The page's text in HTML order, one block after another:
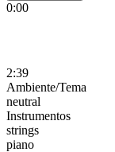
0:00
2:39
Ambiente/Tema
neutral
Instrumentos
strings
piano